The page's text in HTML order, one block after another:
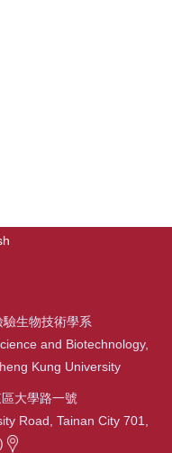
生物技術學系
and Biotechnology,
Kung University
大學路一號
Road, Tainan City 701,